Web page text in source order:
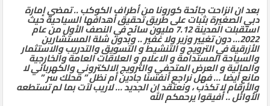
بعد ان انزاحت جائحة كورونا من أطراف الكوكب .. تمضي إمارة
دبي الصغيرة بثبات على طريق تحقيق أهدافها السياحية حيث
استقبلت المدينة 7.12 مليون سائح في النصف الأول من عام
2022… دون تغيير وزير ولا غفير .. وبدون شلة المستشارين
الأزرقية في الترويج و التنشيط و التسويق والتدريب والاستثمار
والسياحة المستدامة و الاعلام و العلاقات العامة والخارجية
والمالية و العرض المتحفي والترويج الالكتروني والكهربائي لا
مانع أيضا … فهل نراجع أنفسنا جادين أم نظل ” محلك سر ”
والأرقام لا تكذب ، ونعتقد ان الجديد … لاريب لآت بما لم تستطعه
الأوائل .. أفيقوا يرحمكم الله